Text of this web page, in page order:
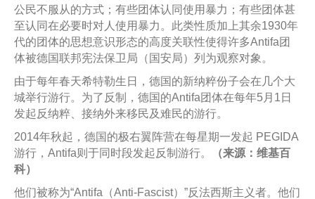
公民不服从的方式；有些团体认同使用暴力；有些团体甚
至认同在必要时对人使用暴力。此类性质加上其余1930年
代的团体的思想意识形态的高度关联性使得许多Antifa团
体被德国联邦宪法保卫局（国安局）列为观察对象。
由于每年春天希特勒生日，德国的新纳粹份子会在几个大
城举行游行。为了反制，德国的Antifa团体在每年5月1日
发起反纳粹、接纳外来移民及难民的游行。
2014年秋起，德国的极右翼阵营在每星期一发起 PEGIDA
游行，Antifa则于同时段发起反制游行。
（来源：维基百
科）
他们被称为“Antifa（Anti-Fascist）”反法西斯主义者。他们